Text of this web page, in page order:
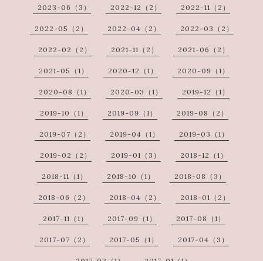
2023-06（3） 2022-12（2） 2022-11（2）
2022-05（2） 2022-04（2） 2022-03（2）
2022-02（2） 2021-11（2） 2021-06（2）
2021-05（1） 2020-12（1） 2020-09（1）
2020-08（1） 2020-03（1） 2019-12（1）
2019-10（1） 2019-09（1） 2019-08（2）
2019-07（2） 2019-04（1） 2019-03（1）
2019-02（2） 2019-01（3） 2018-12（1）
2018-11（1） 2018-10（1） 2018-08（3）
2018-06（2） 2018-04（2） 2018-01（2）
2017-11（1） 2017-09（1） 2017-08（1）
2017-07（2） 2017-05（1） 2017-04（3）